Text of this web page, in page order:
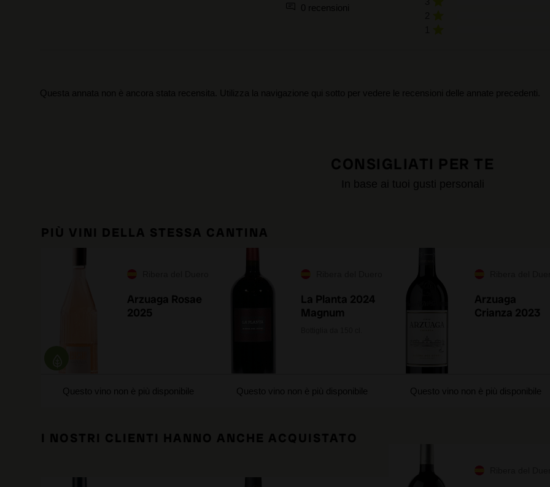
0 recensioni
Questa annata non è ancora stata recensita. Utilizza la navigazione qui sotto per vedere le recensioni delle annate precedenti.
CONSIGLIATI PER TE
In base ai tuoi gusti personali
PIÙ VINI DELLA STESSA CANTINA
Arzuaga Rosae
2025
Questo vino non è più disponibile
La Planta 2024
Magnum
Questo vino non è più disponibile
Arzuaga
Crianza 2023
Questo vino non è più disponibile
I NOSTRI CLIENTI HANNO ANCHE ACQUISTATO